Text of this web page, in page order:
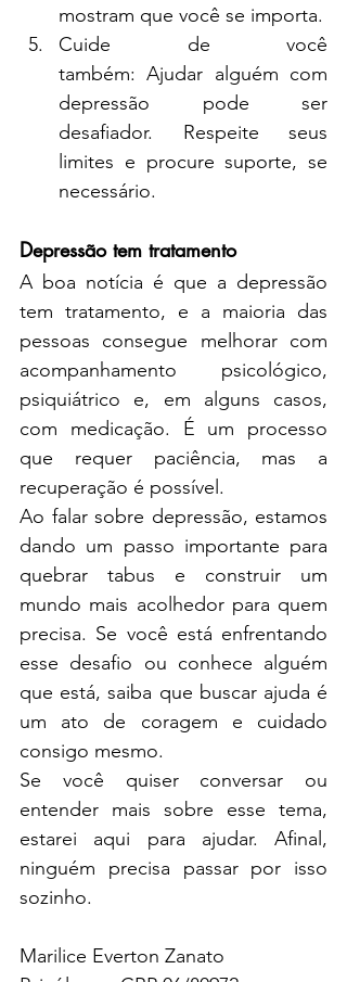
mostram que você se importa.
Cuide de você
também: Ajudar alguém com
depressão pode ser
desafiador. Respeite seus
limites e procure suporte, se
necessário.
Depressão tem tratamento
A boa notícia é que a depressão
tem tratamento, e a maioria das
pessoas consegue melhorar com
acompanhamento psicológico,
psiquiátrico e, em alguns casos,
com medicação. É um processo
que requer paciência, mas a
recuperação é possível.
Ao falar sobre depressão, estamos
dando um passo importante para
quebrar tabus e construir um
mundo mais acolhedor para quem
precisa. Se você está enfrentando
esse desafio ou conhece alguém
que está, saiba que buscar ajuda é
um ato de coragem e cuidado
consigo mesmo.
Se você quiser conversar ou
entender mais sobre esse tema,
estarei aqui para ajudar. Afinal,
ninguém precisa passar por isso
sozinho.
Marilice Everton Zanato